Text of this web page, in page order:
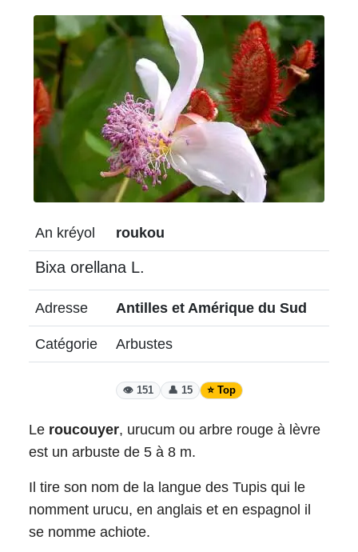
An kréyol roukou
Bixa orellana L.
Adresse Antilles et Amérique du Sud
Catégorie Arbustes
👁️ 151 👤 15 ⭐ Top
Le roucouyer, urucum ou arbre rouge à lèvre
est un arbuste de 5 à 8 m.
Il tire son nom de la langue des Tupis qui le
nomment urucu, en anglais et en espagnol il
se nomme achiote.